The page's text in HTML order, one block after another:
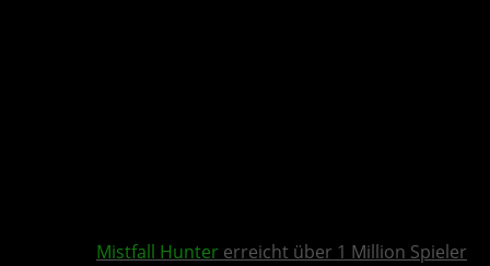
Mistfall Hunter erreicht über 1 Million Spieler